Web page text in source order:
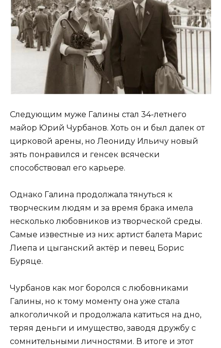
Следующим муже Галины стал 34-летнего
майор Юрий Чурбанов. Хоть он и был далек от
цирковой арены, но Леониду Ильичу новый
зять понравился и генсек всячески
способствовал его карьере.
Однако Галина продолжала тянуться к
творческим людям и за время брака имела
несколько любовников из творческой среды.
Самые известные из них: артист балета Марис
Лиепа и цыганский актёр и певец Борис
Буряце.
Чурбанов как мог боролся с любовниками
Галины, но к тому моменту она уже стала
алкоголичкой и продолжала катиться на дно,
теряя деньги и имущество, заводя дружбу с
сомнительными личностями. В итоге и этот